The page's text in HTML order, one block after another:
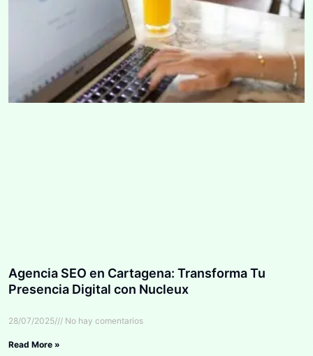
Agencia SEO en Cartagena: Transforma Tu
Presencia Digital con Nucleux
28/07/2025 No hay comentarios
Read More »